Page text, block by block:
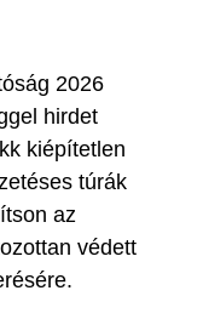
2026
hirdet
kiépítetlen
túrák
az
védett